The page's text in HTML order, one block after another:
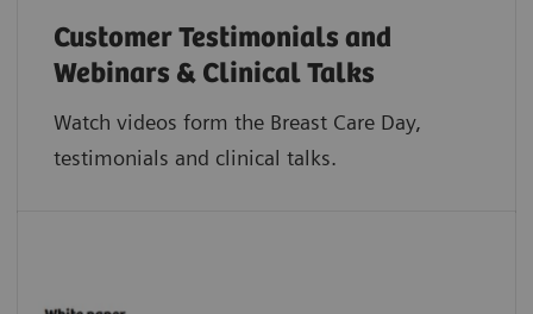
Customer Testimonials and
Webinars & Clinical Talks
Watch videos form the Breast Care Day,
testimonials and clinical talks.